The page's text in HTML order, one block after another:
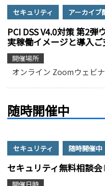
セキュリティ アーカイブ
PCI DSS V4.0対策 第2
実稼働イメージと導入
開催場所
オンライン Zoomウェビ
随時開催中
セキュリティ 随時開催中
セキュリティ無料相談会
開催日時